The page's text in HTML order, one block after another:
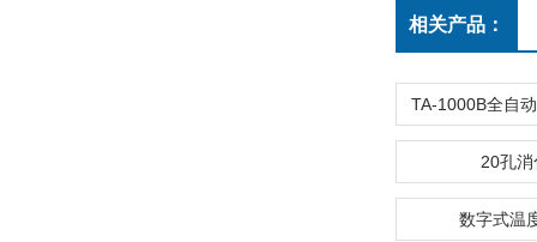
相关产品：
20孔
数字式温